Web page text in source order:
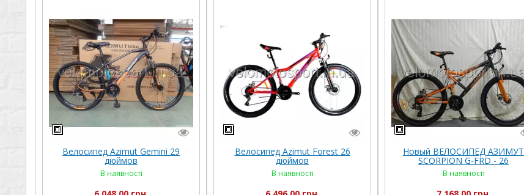
Велосипед Azimut Gemini 29
дюймов
В наявності
Велосипед Azimut Forest 26
дюймов
В наявності
Новый ВЕЛОСИПЕД АЗИМУТ
SCORPION G-FRD - 26
В наявності